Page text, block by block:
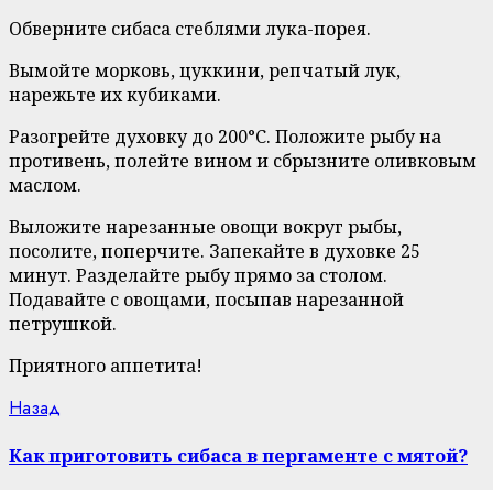
Обверните сибаса стеблями лука-порея.
Вымойте морковь, цуккини, репчатый лук,
нарежьте их кубиками.
Разогрейте духовку до 200°С. Положите рыбу на
противень, полейте вином и сбрызните оливковым
маслом.
Выложите нарезанные овощи вокруг рыбы,
посолите, поперчите. Запекайте в духовке 25
минут. Разделайте рыбу прямо за столом.
Подавайте с овощами, посыпав нарезанной
петрушкой.
Приятного аппетита!
Continue
Reading
Назад
Как приготовить сибаса в пергаменте с мятой?